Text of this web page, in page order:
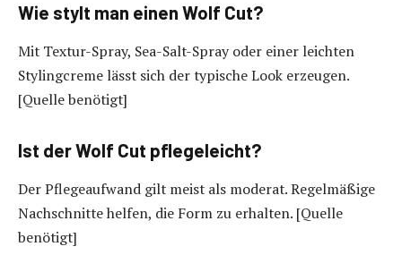
Wie stylt man einen Wolf Cut?
Mit Textur-Spray, Sea-Salt-Spray oder einer leichten
Stylingcreme lässt sich der typische Look erzeugen.
[Quelle benötigt]
Ist der Wolf Cut pflegeleicht?
Der Pflegeaufwand gilt meist als moderat. Regelmäßige
Nachschnitte helfen, die Form zu erhalten. [Quelle
benötigt]